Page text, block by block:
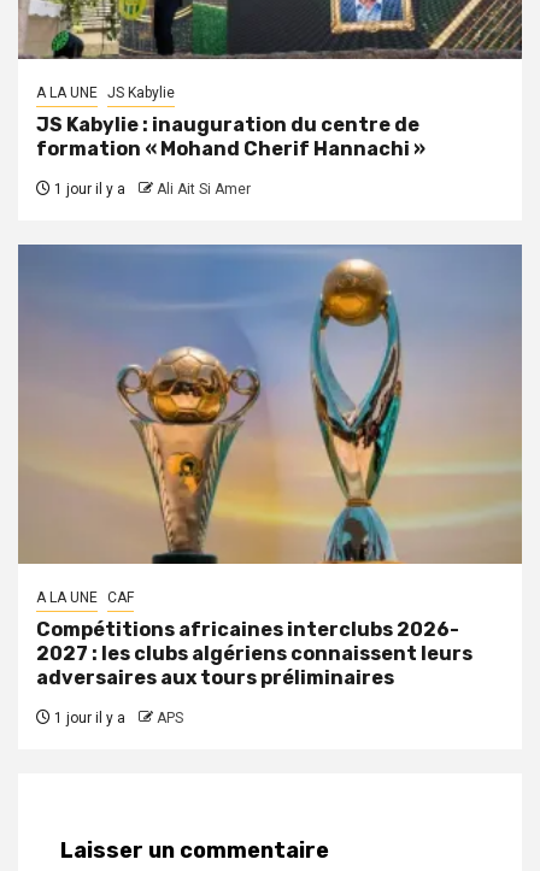
A LA UNE JS Kabylie
JS Kabylie : inauguration du centre de
formation « Mohand Cherif Hannachi »
1 jour il y a Ali Ait Si Amer
A LA UNE CAF
Compétitions africaines interclubs 2026-
2027 : les clubs algériens connaissent leurs
adversaires aux tours préliminaires
1 jour il y a APS
Laisser un commentaire